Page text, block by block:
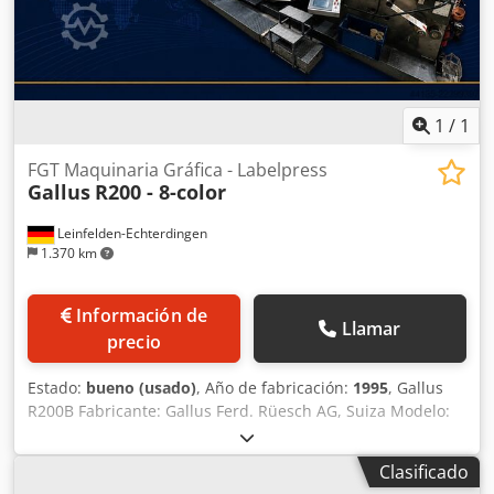
recomienda instalar un nuevo sistema de cámara.
Accesorios: 1 eje de rebobinador de 76 mm 1 eje de
rebobinador de 40 mm 1 eje de rebobinador de 50 mm 1
eje de rebobinador de 100 mm 10 cuchillas de afeitar
1 / 1
Leinfelden-Echterdingen
1.370 km
FGT Maquinaria Gráfica - Labelpress
Gallus R200 - 8-color
Información de
precio
Llamar
Estado: bueno (usado), Año de fabricación: 1995, Gallus
R200B Fabricante: Gallus Ferd. Rüesch AG, Suiza Modelo:
Gallus R200B Año: 1995 Configuración: Impresora de
huecograbado UV de 8 colores Incoterm: FCA (Franco a
bordo del camión) Clasificación de la condición FGT:Clasificado